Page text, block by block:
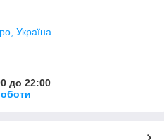
Україна
до 22:00